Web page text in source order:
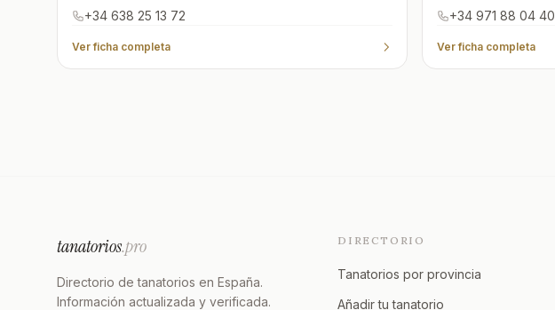
+34 638 25 13 72
Ver ficha completa
+34 971 88 04 40
Ver ficha completa
tanatorios.pro
Directorio de tanatorios en España.
Información actualizada y verificada.
DIRECTORIO
Tanatorios por provincia
Añadir tu tanatorio